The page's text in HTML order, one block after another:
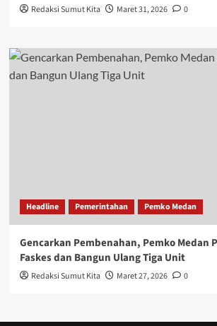
Redaksi Sumut Kita Maret 31, 2026 0
Headline Pemerintahan Pemko Medan
Gencarkan Pembenahan, Pemko Medan
Faskes dan Bangun Ulang Tiga Unit
Redaksi Sumut Kita Maret 27, 2026 0